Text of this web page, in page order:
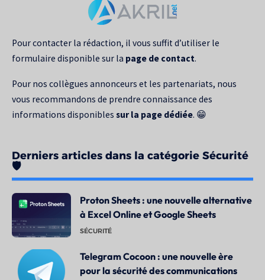
Pour contacter la rédaction, il vous suffit d’utiliser le
formulaire disponible sur la page de contact.
Pour nos collègues annonceurs et les partenariats, nous
vous recommandons de prendre connaissance des
informations disponibles sur la page dédiée. 😁
Derniers articles dans la catégorie Sécurité
🛡️
Proton Sheets : une nouvelle alternative
à Excel Online et Google Sheets
SÉCURITÉ
Telegram Cocoon : une nouvelle ère
pour la sécurité des communications